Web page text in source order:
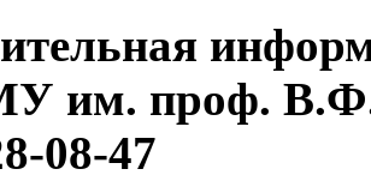
им. проф. В.Ф.
08-47